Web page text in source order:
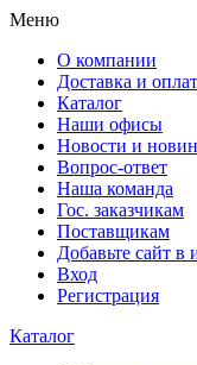
Меню
О компании
Доставка и
Каталог
Наши офисы
Новости и
Вопрос-ответ
Наша команда
Гос. заказчикам
Поставщикам
Добавьте сайт в
Вход
Регистрация
Каталог